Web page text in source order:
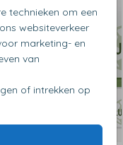
technieken om een
websiteverkeer
marketing- en
van
of intrekken op